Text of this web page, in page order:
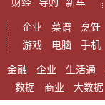
企业 菜谱
烹饪
游戏
电脑 手机
金融 企业 生活通
数据
商业 大数据